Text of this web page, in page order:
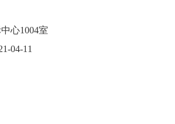
心1004室
04-11